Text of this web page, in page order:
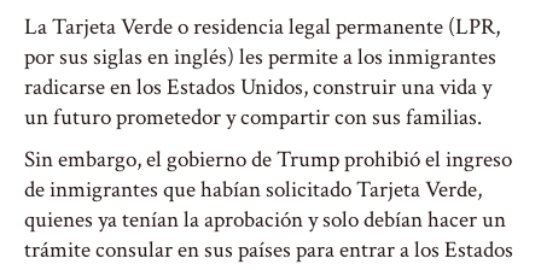
La Tarjeta Verde o residencia legal permanente (LPR,
por sus siglas en inglés) les permite a los inmigrantes
radicarse en los Estados Unidos, construir una vida y
un futuro prometedor y compartir con sus familias.
Sin embargo, el gobierno de Trump prohibió el ingreso
de inmigrantes que habían solicitado Tarjeta Verde,
quienes ya tenían la aprobación y solo debían hacer un
trámite consular en sus países para entrar a los Estados